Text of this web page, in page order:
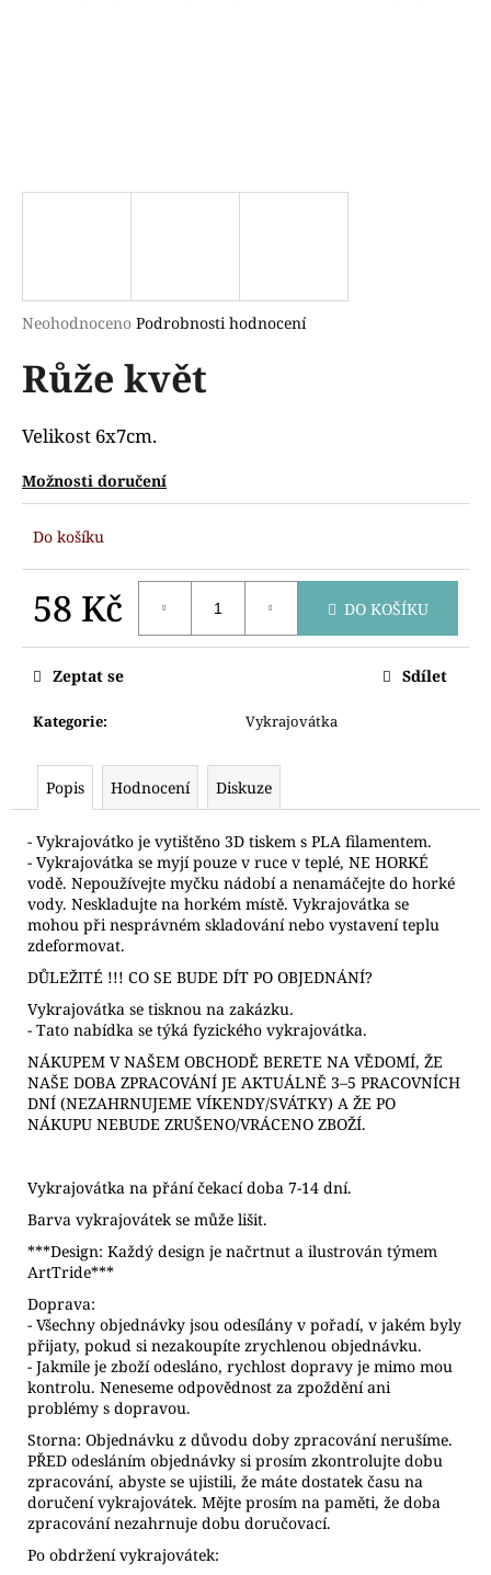
Průměrné
produktu
je
z
5
Neohodnoceno Podrobnosti hodnocení
Růže květ
Velikost 6x7cm.
Možnosti doručení
Do košíku
58 Kč DO KOŠÍKU
Kategorie: Vykrajovátka
Zeptat se Sdílet
Popis Hodnocení Diskuze
- Vykrajovátko je vytištěno 3D tiskem s PLA filamentem.
- Vykrajovátka se myjí pouze v ruce v teplé, NE HORKÉ
vodě. Nepoužívejte myčku nádobí a nenamáčejte do horké
vody. Neskladujte na horkém místě. Vykrajovátka se
mohou při nesprávném skladování nebo vystavení teplu
zdeformovat.
DŮLEŽITÉ !!! CO SE BUDE DÍT PO OBJEDNÁNÍ?
Vykrajovátka se tisknou na zakázku.
- Tato nabídka se týká fyzického vykrajovátka.
NÁKUPEM V NAŠEM OBCHODĚ BERETE NA VĚDOMÍ, ŽE
NAŠE DOBA ZPRACOVÁNÍ JE AKTUÁLNĚ 3–5 PRACOVNÍCH
DNÍ (NEZAHRNUJEME VÍKENDY/SVÁTKY) A ŽE PO
NÁKUPU NEBUDE ZRUŠENO/VRÁCENO ZBOŽÍ.
Vykrajovátka na přání čekací doba 7-14 dní.
Barva vykrajovátek se může lišit.
***Design: Každý design je načrtnut a ilustrován týmem
ArtTride***
Doprava:
- Všechny objednávky jsou odesílány v pořadí, v jakém byly
přijaty, pokud si nezakoupíte zrychlenou objednávku.
- Jakmile je zboží odesláno, rychlost dopravy je mimo mou
kontrolu. Neneseme odpovědnost za zpoždění ani
problémy s dopravou.
Storna: Objednávku z důvodu doby zpracování nerušíme.
PŘED odesláním objednávky si prosím zkontrolujte dobu
zpracování, abyste se ujistili, že máte dostatek času na
doručení vykrajovátek. Mějte prosím na paměti, že doba
zpracování nezahrnuje dobu doručovací.
Po obdržení vykrajovátek:
o
p
o
r
u
č
e
m
VYKRAJOVÁTKA
HOLKA
KLUK